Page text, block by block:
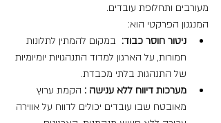
מעורבים ותחלופת עובדים.
המנגנון הפרקטי הוא:
ניטור חוסר כבוד: במקום להמתין לתלונות
חמורות, על הארגון למדוד התנהגויות יומיומיות
של התנהגות בלתי מכבדת.
מערכות דיווח ללא ענישה : הקמת ערוץ
מאובטח שבו עובדים יכולים לדווח על אווירה